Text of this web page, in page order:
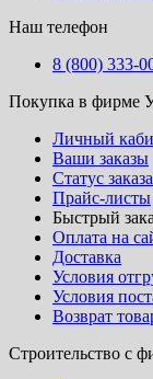
Наш телефон
8 (800) 333-
Покупка в
Личный
Ваши заказы
Статус заказа
Прайс-листы
Быстрый
Оплата на
Доставка
Условия
Условия
Возврат
Строительство